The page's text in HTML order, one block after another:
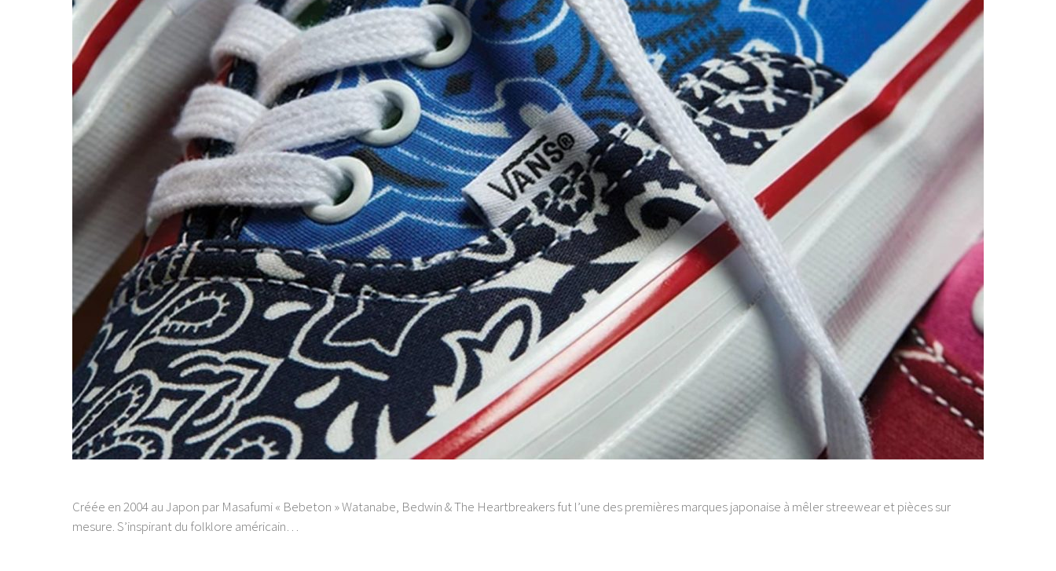
Créée en 2004 au Japon par Masafumi « Bebeton » Watanabe, Bedwin & The Heartbreakers fut l’une des premières marques japonaise à mêler streewear et pièces sur
mesure. S’inspirant du folklore américain…